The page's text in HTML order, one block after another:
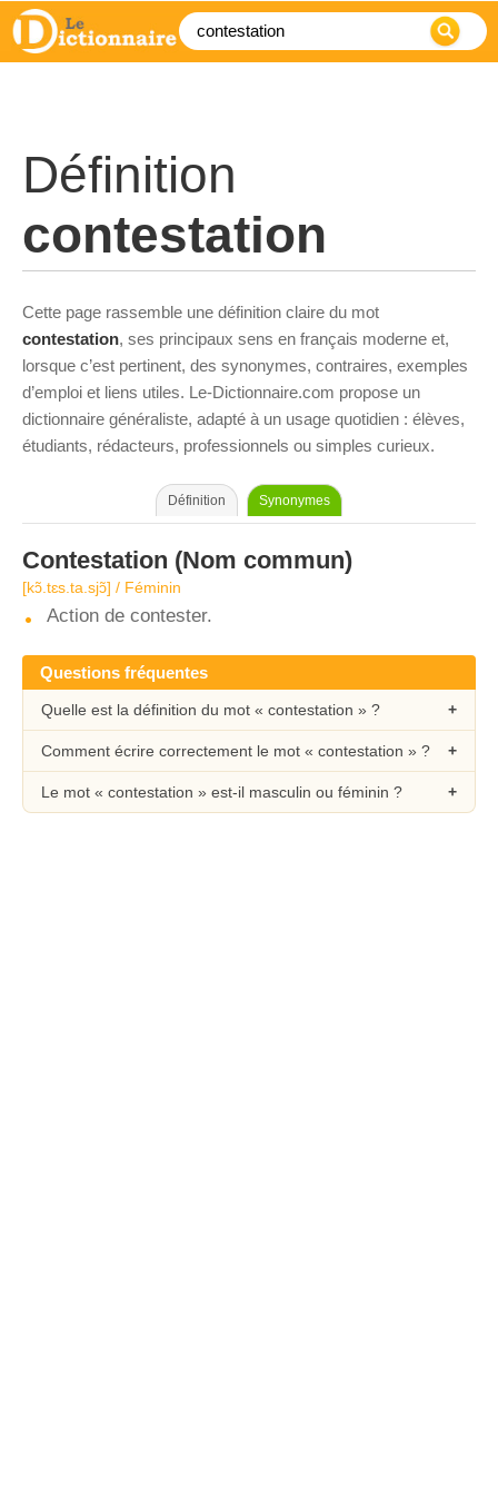
Définition
contestation
Cette page rassemble une définition claire du mot
contestation, ses principaux sens en français moderne et,
lorsque c’est pertinent, des synonymes, contraires, exemples
d’emploi et liens utiles. Le-Dictionnaire.com propose un
dictionnaire généraliste, adapté à un usage quotidien : élèves,
étudiants, rédacteurs, professionnels ou simples curieux.
Définition Synonymes
Contestation (Nom commun)
[kɔ̃.tɛs.ta.sjɔ̃] / Féminin
Action de contester.
Questions fréquentes
Quelle est la définition du mot « contestation » ?
Comment écrire correctement le mot « contestation » ?
Le mot « contestation » est-il masculin ou féminin ?